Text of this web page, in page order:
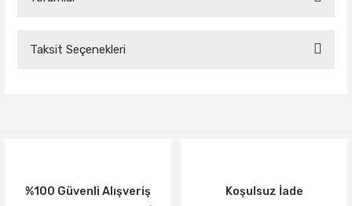
Taksit Seçenekleri
%100 Güvenli Alışveriş Koşulsuz İade